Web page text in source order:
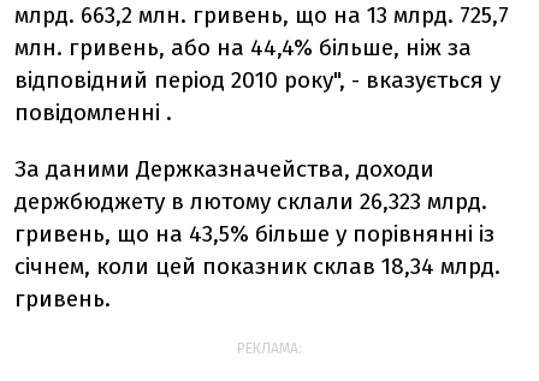
млрд. 663,2 млн. гривень, що на 13 млрд. 725,7
млн. гривень, або на 44,4% більше, ніж за
відповідний період 2010 року", - вказується у
повідомленні .
За даними Держказначейства, доходи
держбюджету в лютому склали 26,323 млрд.
гривень, що на 43,5% більше у порівнянні із
січнем, коли цей показник склав 18,34 млрд.
гривень.
РЕКЛАМА: